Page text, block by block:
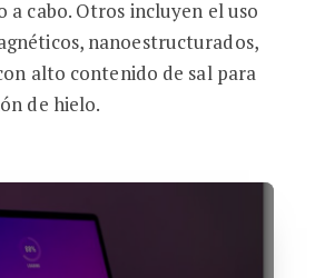
a cabo. Otros incluyen el uso
nanoestructurados,
alto contenido de sal para
de hielo.